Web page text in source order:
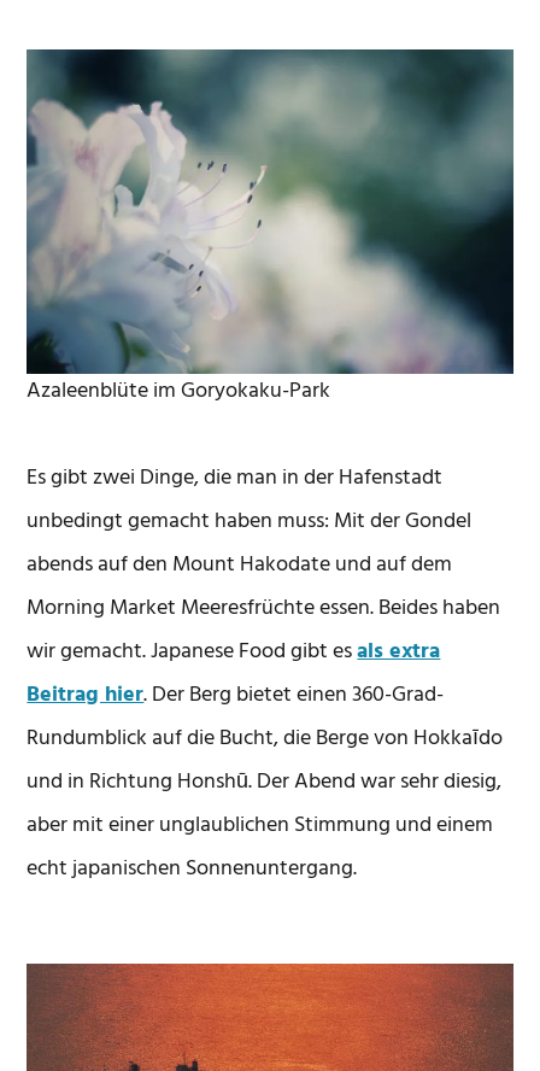
Azaleenblüte im Goryokaku-Park
Es gibt zwei Dinge, die man in der Hafenstadt
unbedingt gemacht haben muss: Mit der Gondel
abends auf den Mount Hakodate und auf dem
Morning Market Meeresfrüchte essen. Beides haben
wir gemacht. Japanese Food gibt esals extra
Beitrag hier. Der Berg bietet einen 360-Grad-
Rundumblick auf die Bucht, die Berge von Hokkaīdo
und in Richtung Honshū. Der Abend war sehr diesig,
aber mit einer unglaublichen Stimmung und einem
echt japanischen Sonnenuntergang.